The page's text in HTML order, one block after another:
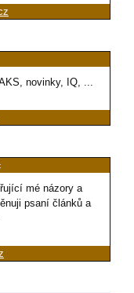
novinky, IQ, ...
mé názory a
psaní článků a